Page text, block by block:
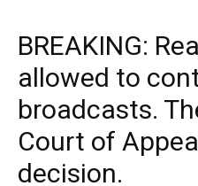
BREAKING:
allowed to
broadcasts.
Court of
decision.